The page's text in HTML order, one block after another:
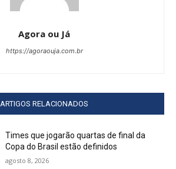
Agora ou Já
https://agoraouja.com.br
ARTIGOS RELACIONADOS
Times que jogarão quartas de final da
Copa do Brasil estão definidos
agosto 8, 2026